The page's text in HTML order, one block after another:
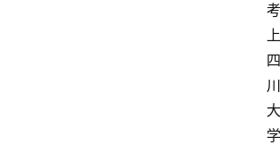
考
上
四
川
大
学